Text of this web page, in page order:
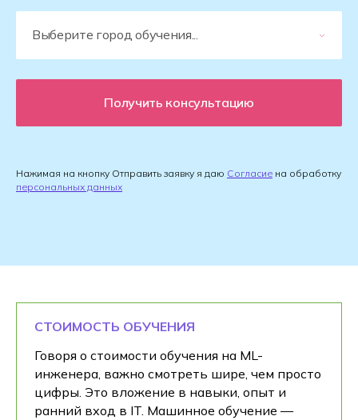
Получить консультацию
Нажимая на кнопку Отправить заявку я даю Согласие на обработку
персональных данных
СТОИМОСТЬ ОБУЧЕНИЯ
Говоря о стоимости обучения на ML-
инженера, важно смотреть шире, чем просто
цифры. Это вложение в навыки, опыт и
ранний вход в IT. Машинное обучение —